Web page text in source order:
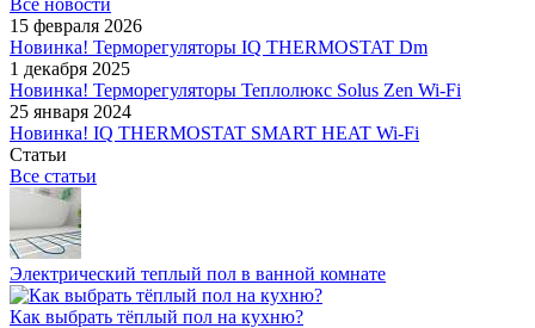
Все новости
15 февраля 2026
Новинка! Терморегуляторы IQ THERMOSTAT Dm
1 декабря 2025
Новинка! Терморегуляторы Теплолюкс Solus Zen Wi-Fi
25 января 2024
Новинка! IQ THERMOSTAT SMART HEAT Wi-Fi
Статьи
Все статьи
Электрический теплый пол в ванной комнате
Как выбрать тёплый пол на кухню?